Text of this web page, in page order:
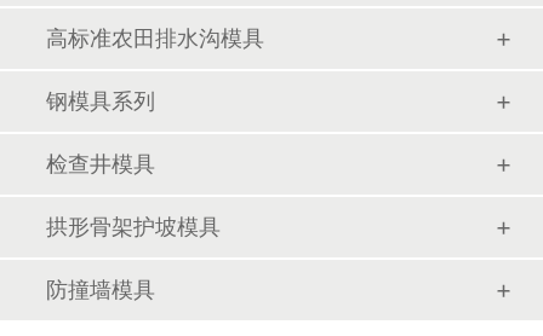
高标准农田排水沟模具
钢模具系列
检查井模具
拱形骨架护坡模具
防撞墙模具